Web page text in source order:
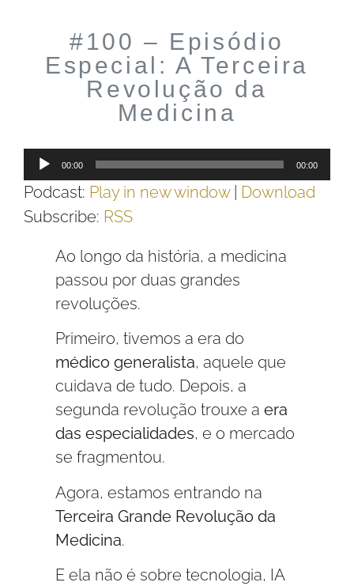
#100 – Episódio
Especial: A Terceira
Revolução da
Medicina
Tocador
de
áudio
00:00 00:00
Podcast: Play in new window| Download
Subscribe: RSS
Ao longo da história, a medicina
passou por duas grandes
revoluções.
Primeiro, tivemos a era do
médico generalista, aquele que
cuidava de tudo. Depois, a
segunda revolução trouxe a era
das especialidades, e o mercado
se fragmentou.
Agora, estamos entrando na
Terceira Grande Revolução da
Medicina.
E ela não é sobre tecnologia, IA